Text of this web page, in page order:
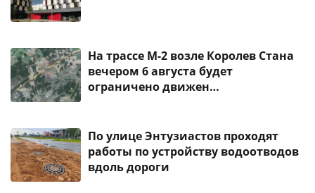
На трассе М-2 возле Королев Стана
вечером 6 августа будет
ограничено движен…
По улице Энтузиастов проходят
работы по устройству водоотводов
вдоль дороги